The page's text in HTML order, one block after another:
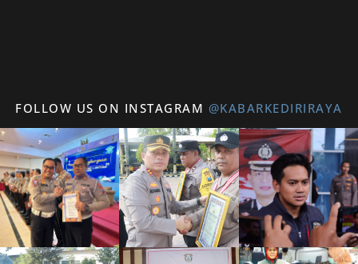
FOLLOW US ON INSTAGRAM @KABARKEDIRIRAYA